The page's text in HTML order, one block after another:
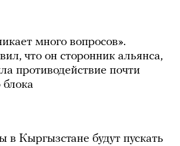
много вопросов».
что он сторонник альянса,
противодействие почти
Кыргызстане будут пускать